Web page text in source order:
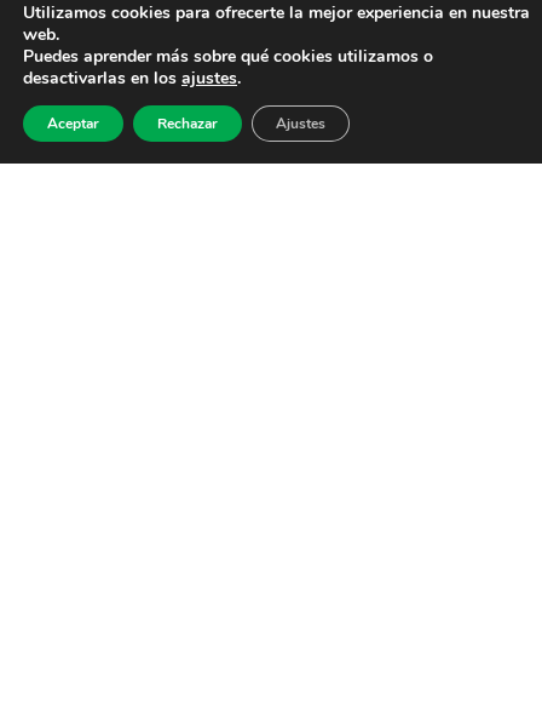
Utilizamos cookies para ofrecerte la mejor experiencia en nuestra
web.
Puedes aprender más sobre qué cookies utilizamos o
desactivarlas en los ajustes.
Aceptar Rechazar Ajustes